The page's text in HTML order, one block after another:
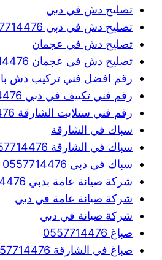
تصليح دش في دبي
تصليح دش في دبي 0557714476
تصليح دش في عجمان
تصليح دش في عجمان 0557714476
رقم افضل فني تركيب دش
رقم فني تكييف في دبي 0557714476
رقم فني ستلايت الشارقة 0557714476
سباك في الشارقة
سباك في الشارقة 0557714476
سباك في دبي 0557714476
شركة صيانة عامة بدبي 0557714476
شركة صيانة عامة في دبي
شركة صيانة في دبي
صباغ 0557714476
صباغ في الشارقة 0557714476